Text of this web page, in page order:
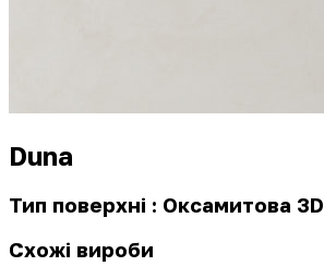
Duna
Тип поверхні : Оксамитова 3D
Схожі вироби